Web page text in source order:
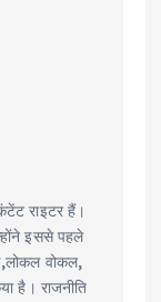
राइटर हैं।
इससे पहले
वोकल,
है। राजनीति